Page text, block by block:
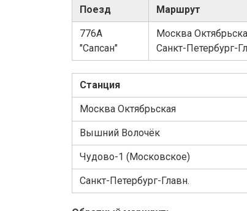
Поезд Маршрут
776А
"Сапсан"
Москва
Санкт-Петербург-
Станция
Москва Октябрьская
Вышний Волочёк
Чудово-1 (Московское)
Санкт-Петербург-Главн.